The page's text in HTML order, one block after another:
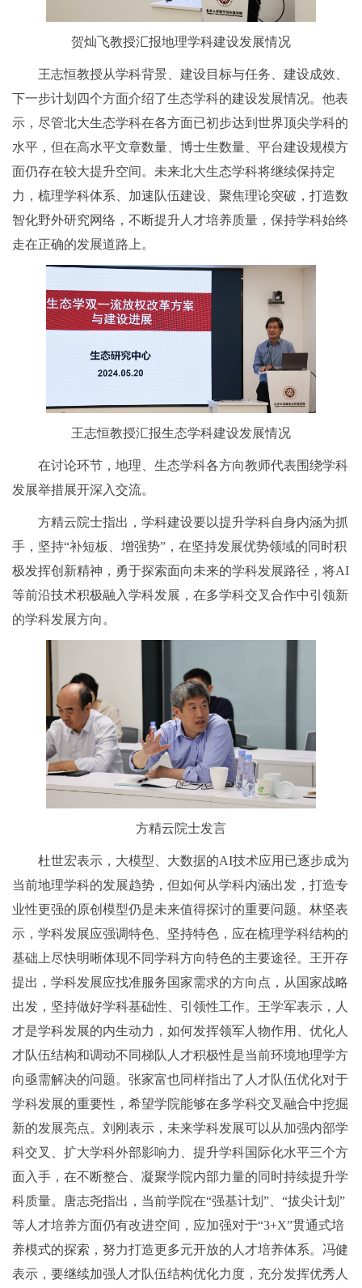
贺灿飞教授汇报地理学科建设发展情况
王志恒教授从学科背景、建设目标与任务、建设成效、
下一步计划四个方面介绍了生态学科的建设发展情况。他表
示，尽管北大生态学科在各方面已初步达到世界顶尖学科的
水平，但在高水平文章数量、博士生数量、平台建设规模方
面仍存在较大提升空间。未来北大生态学科将继续保持定
力，梳理学科体系、加速队伍建设、聚焦理论突破，打造数
智化野外研究网络，不断提升人才培养质量，保持学科始终
走在正确的发展道路上。
王志恒教授汇报生态学科建设发展情况
在讨论环节，地理、生态学科各方向教师代表围绕学科
发展举措展开深入交流。
方精云院士指出，学科建设要以提升学科自身内涵为抓
手，坚持“补短板、增强势”，在坚持发展优势领域的同时积
极发挥创新精神，勇于探索面向未来的学科发展路径，将AI
等前沿技术积极融入学科发展，在多学科交叉合作中引领新
的学科发展方向。
方精云院士发言
杜世宏表示，大模型、大数据的AI技术应用已逐步成为
当前地理学科的发展趋势，但如何从学科内涵出发，打造专
业性更强的原创模型仍是未来值得探讨的重要问题。林坚表
示，学科发展应强调特色、坚持特色，应在梳理学科结构的
基础上尽快明晰体现不同学科方向特色的主要途径。王开存
提出，学科发展应找准服务国家需求的方向点，从国家战略
出发，坚持做好学科基础性、引领性工作。王学军表示，人
才是学科发展的内生动力，如何发挥领军人物作用、优化人
才队伍结构和调动不同梯队人才积极性是当前环境地理学方
向亟需解决的问题。张家富也同样指出了人才队伍优化对于
学科发展的重要性，希望学院能够在多学科交叉融合中挖掘
新的发展亮点。刘刚表示，未来学科发展可以从加强内部学
科交叉、扩大学科外部影响力、提升学科国际化水平三个方
面入手，在不断整合、凝聚学院内部力量的同时持续提升学
科质量。唐志尧指出，当前学院在“强基计划”、“拔尖计划”
等人才培养方面仍有改进空间，应加强对于“3+X”贯通式培
养模式的探索，努力打造更多元开放的人才培养体系。冯健
表示，要继续加强人才队伍结构优化力度，充分发挥优秀人